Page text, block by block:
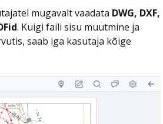
mugavalt vaadata DWG, DXF,
. Kuigi faili sisu muutmine ja
saab iga kasutaja kõige